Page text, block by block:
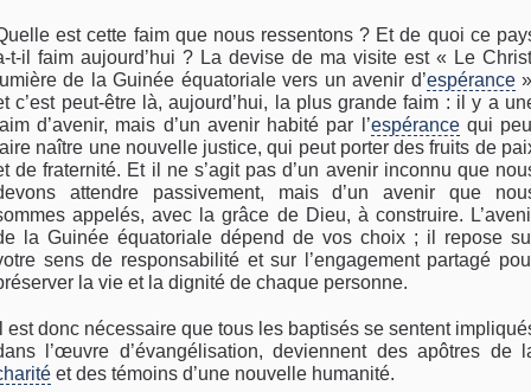
est cette faim que nous ressentons ? Et de quoi ce
t-il faim aujourd’hui ? La devise de ma visite est « Le
de la Guinée équatoriale vers un avenir d’espérance
c’est peut-être là, aujourd’hui, la plus grande faim : il y a
d’avenir, mais d’un avenir habité par l’espérancequi
naître une nouvelle justice, qui peut porter des fruits de
de fraternité. Et il ne s’agit pas d’un avenir inconnu que
attendre passivement, mais d’un avenir que
appelés, avec la grâce de Dieu, à construire.
la Guinée équatoriale dépend de vos choix ; il repose
sens de responsabilité et sur l’engagement partagé
la vie et la dignité de chaque personne.
est donc nécessaire que tous les baptisés se sentent
l’œuvre d’évangélisation, deviennent des apôtres de
et des témoins d’une nouvelle humanité.